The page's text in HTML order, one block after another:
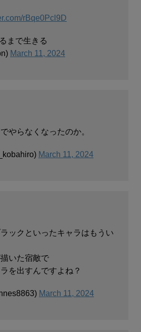
rBqe0Pcl9D
まで生きる
March 11, 2024
やらなくなったのか。
March 11, 2024
ックといったキャラはもうい
いた宿敵で
を出すんですよね？
March 11, 2024